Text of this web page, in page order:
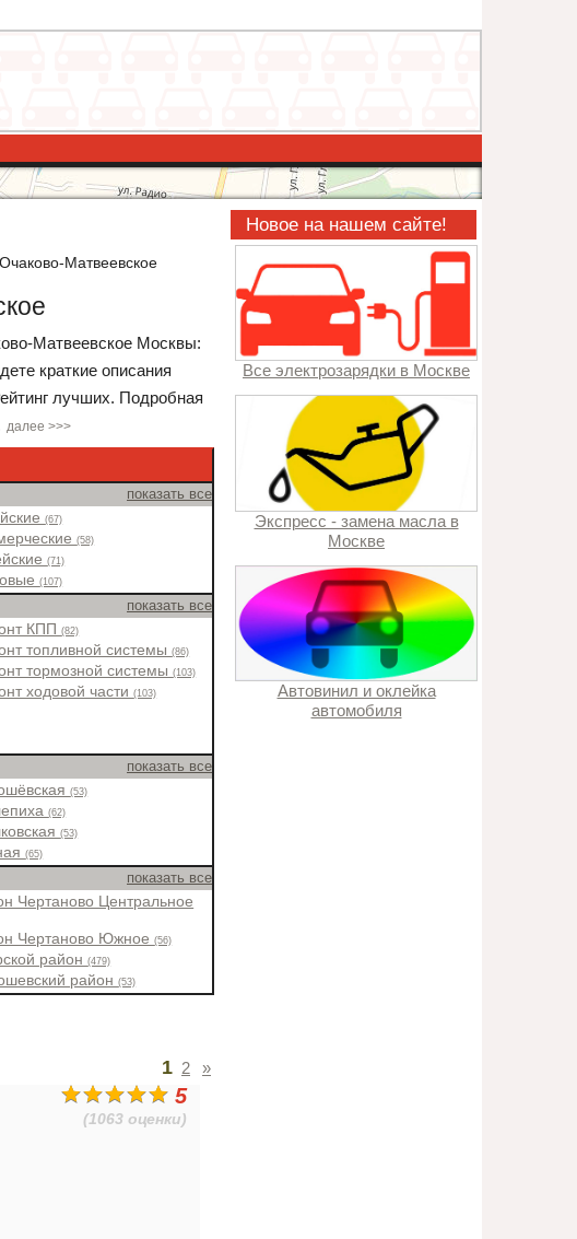
Матвеевское
Матвеевское Москвы:
краткие описания
лучших. Подробная
далее >>>
показать все
(67)
(58)
(71)
(107)
показать все
КПП(82)
топливной системы(86)
тормозной системы(103)
ходовой части(103)
показать все
(53)
(62)
(53)
(65)
показать все
Чертаново Центральное
Чертаново Южное(56)
район(479)
район(53)
1 2 »
5
(1063 оценки)
Новое на нашем сайте!
Все электрозарядки в Москве
Экспресс - замена масла в
Москве
Автовинил и оклейка
автомобиля